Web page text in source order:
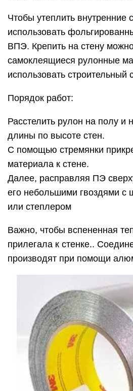
Чтобы утеплить внутренние
использовать
ВПЭ. Крепить на стену
самоклеящиеся рулонные
использовать строительный
Порядок работ:
Расстелить рулон на полу и
длины по высоте стен.
С помощью стремянки
материала к стене.
Далее, расправляя ПЭ
его небольшими гвоздями с
или степлером
Важно, чтобы вспененная
прилегала к стенке..
производят при помощи